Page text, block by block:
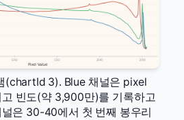
(chartId 3). Blue 채널은 pixel
빈도(약 3,900만)를 기록하고
은 30-40에서 첫 번째 봉우리